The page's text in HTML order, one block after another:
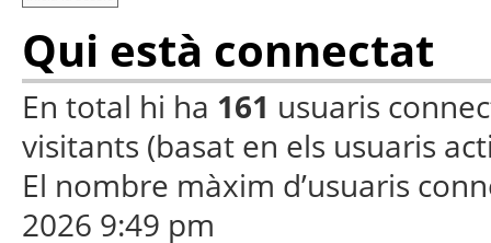
Qui està connectat
En total hi ha 161 usuaris
visitants (basat en els usuaris
El nombre màxim d’usuaris
2026 9:49 pm